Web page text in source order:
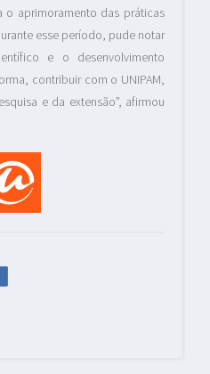
o aprimoramento das práticas
esse período, pude notar
e o desenvolvimento
contribuir com o UNIPAM,
e da extensão”, afirmou